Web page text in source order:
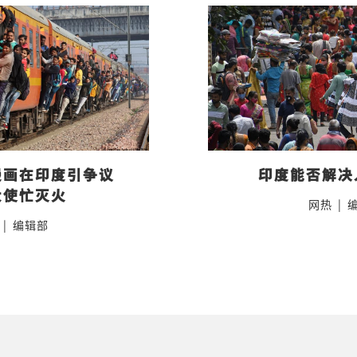
画在印度引争议
忙灭火
| 编辑部
印度能否解
网热 |